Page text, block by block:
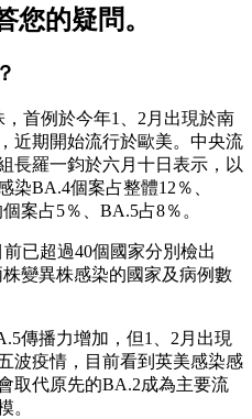
您的疑問。
首例於今年1、2月出現於南
近期開始流行於歐美。中央流
長羅一鈞於六月十日表示，以
染BA.4個案占整體12％、
案占5％、BA.5占8％。
已超過40個國家分別檢出
變異株感染的國家及病例數
傳播力增加，但1、2月出現
波疫情，目前看到英美感染感
取代原先的BA.2成為主要流
。